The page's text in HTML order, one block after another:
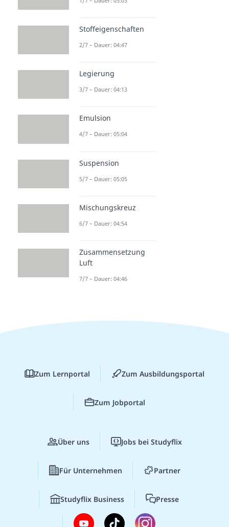
Stoffeigenschaften
2/7 – Dauer: 04:47
Legierung
3/7 – Dauer: 04:13
Emulsion
4/7 – Dauer: 05:04
Suspension
5/7 – Dauer: 05:05
Mischungskreuz
6/7 – Dauer: 04:54
Zusammensetzung
Luft
7/7 – Dauer: 04:46
Zum Lernportal Zum Ausbildungsportal
Zum Jobportal
Über uns Jobs bei Studyflix
Für Unternehmen Partner
Studyflix Business Presse